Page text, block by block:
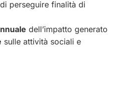
di perseguire finalità di
dell’impatto generato
sulle attività sociali e